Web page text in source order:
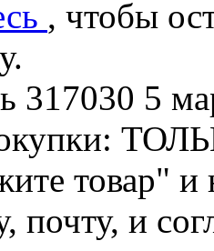
, чтобы
317030 5
товар" и
почту, и